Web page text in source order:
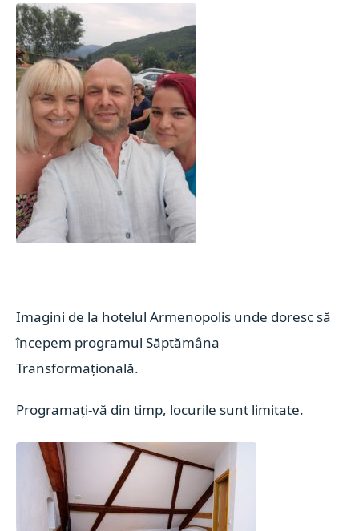
Imagini de la hotelul Armenopolis unde doresc să
începem programul Săptămâna
Transformațională.
Programați-vă din timp, locurile sunt limitate.